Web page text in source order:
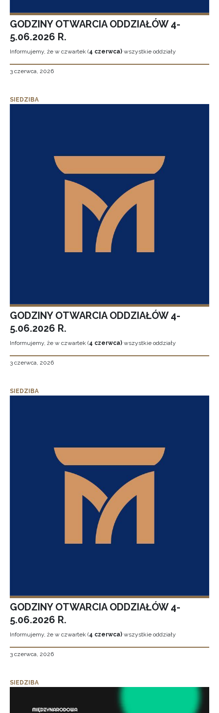
GODZINY OTWARCIA ODDZIAŁÓW 4-
5.06.2026 R.
Informujemy, że w czwartek (4 czerwca) wszystkie oddziały
3 czerwca, 2026
SIEDZIBA
GODZINY OTWARCIA ODDZIAŁÓW 4-
5.06.2026 R.
Informujemy, że w czwartek (4 czerwca) wszystkie oddziały
3 czerwca, 2026
SIEDZIBA
GODZINY OTWARCIA ODDZIAŁÓW 4-
5.06.2026 R.
Informujemy, że w czwartek (4 czerwca) wszystkie oddziały
3 czerwca, 2026
SIEDZIBA